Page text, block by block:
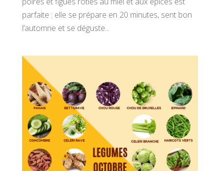
parfaite : elle se prépare en 20 minutes, sent bon
l’automne et se déguste...